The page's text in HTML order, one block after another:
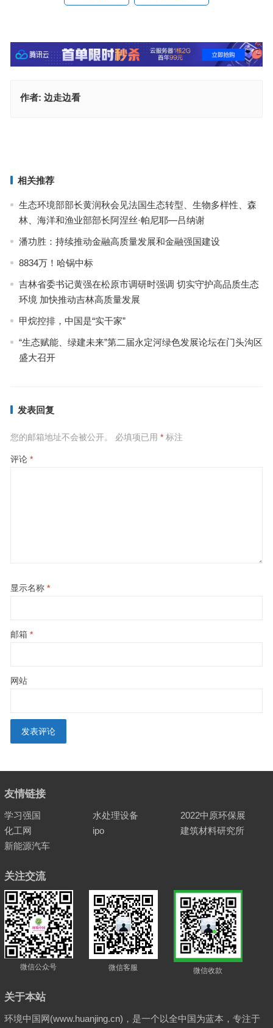
作者: 边走边看
相关推荐
生态环境部部长黄润秋会见法国生态转型、生物多样性、森
林、海洋和渔业部部长阿涅丝·帕尼耶—吕纳谢
潘功胜：持续推动金融高质量发展和金融强国建设
8834万！哈锅中标
吉林省委书记黄强在松原市调研时强调 切实守护高品质生态
环境 加快推动吉林高质量发展
甲烷控排，中国是“实干家”
“生态赋能、绿建未来”第二届永定河绿色发展论坛在门头沟区
盛大召开
发表回复
您的邮箱地址不会被公开。 必填项已用 *标注
评论 *
显示名称 *
邮箱 *
网站
友情链接
学习强国 水处理设备
2022中原环保展
化工网
ipo
建筑材料研究所
新能源汽车
关注交流
微信公众号 微信客服 微信收款
关于本站
环境中国网(www.huanjing.cn)，是一个以全中国为蓝本，专注于